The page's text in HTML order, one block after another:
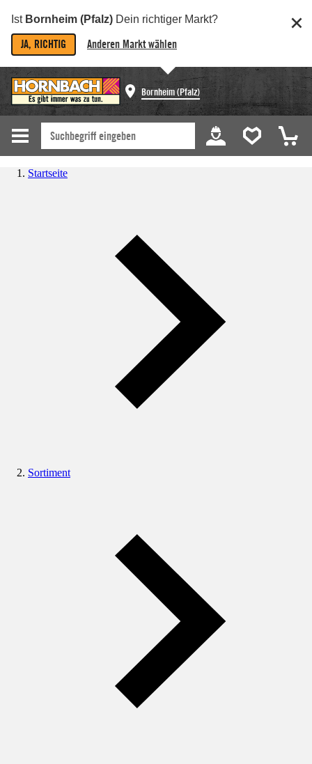
Ist Bornheim (Pfalz) Dein richtiger Markt?
JA, RICHTIG Anderen Markt wählen
Bornheim (Pfalz)
Startseite
Sortiment